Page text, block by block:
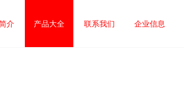
介 产品大全 联系我们 企业信息